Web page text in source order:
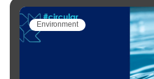
Environment